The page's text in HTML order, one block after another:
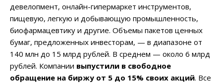
девелопмент, онлайн-гипермаркет инструментов,
пищевую, легкую и добывающую промышленность,
биофармацевтику и другие. Объемы пакетов ценных
бумаг, предложенных инвесторам, — в диапазоне от
140 млн до 15 млрд рублей. В среднем — около 6 млрд
рублей. Компании выпустили в свободное
обращение на биржу от 5 до 15% своих акций. Все